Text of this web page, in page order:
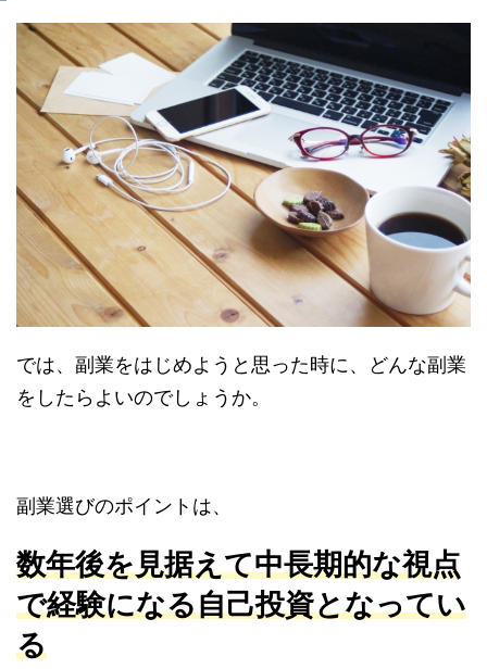
では、副業をはじめようと思った時に、どんな副業
をしたらよいのでしょうか。
副業選びのポイントは、
数年後を見据えて中長期的な視点
で経験になる自己投資となってい
る